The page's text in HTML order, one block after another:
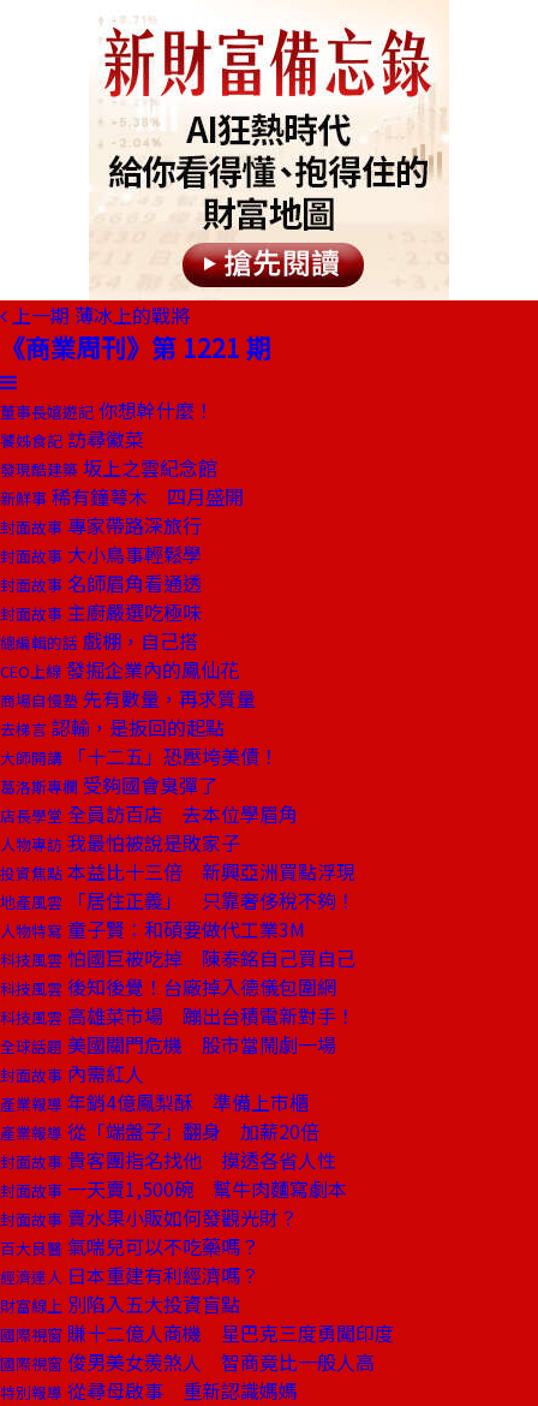
上一期 薄冰上的戰將
《商業周刊》第 1221 期
董事長嬉遊記 你想幹什麼！
饕姊食記 訪尋徽菜
發現酷建築 坂上之雲紀念館
新鮮事 稀有鐘萼木 四月盛開
封面故事 專家帶路深旅行
封面故事 大小鳥事輕鬆學
封面故事 名師眉角看通透
封面故事 主廚嚴選吃極味
總編輯的話 戲棚，自己搭
CEO上線 發掘企業內的鳳仙花
商場自慢塾 先有數量，再求質量
去梯言 認輸，是扳回的起點
大師開講 「十二五」恐壓垮美債！
葛洛斯專欄 受夠國會臭彈了
店長學堂 全員訪百店 去本位學眉角
人物專訪 我最怕被說是敗家子
投資焦點 本益比十三倍 新興亞洲買點浮現
地產風雲 「居住正義」 只靠奢侈稅不夠！
人物特寫 童子賢：和碩要做代工業3M
科技風雲 怕國巨被吃掉 陳泰銘自己買自己
科技風雲 後知後覺！台廠掉入德儀包圍網
科技風雲 高雄菜市場 蹦出台積電新對手！
全球話題 美國關門危機 股市當鬧劇一場
封面故事 內需紅人
產業報導 年銷4億鳳梨酥 準備上市櫃
產業報導 從「端盤子」翻身 加薪20倍
封面故事 貴客團指名找他 摸透各省人性
封面故事 一天賣1,500碗 幫牛肉麵寫劇本
封面故事 賣水果小販如何發觀光財？
百大良醫 氣喘兒可以不吃藥嗎？
經濟達人 日本重建有利經濟嗎？
財富線上 別陷入五大投資盲點
國際視窗 賺十二億人商機 星巴克三度勇闖印度
國際視窗 俊男美女羨煞人 智商竟比一般人高
特別報導 從尋母啟事 重新認識媽媽